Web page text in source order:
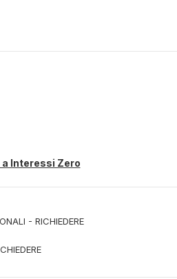
a Interessi Zero
- RICHIEDERE